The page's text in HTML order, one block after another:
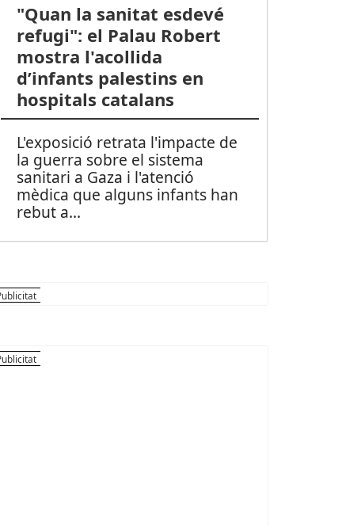
"Quan la sanitat esdevé
refugi": el Palau Robert
mostra l'acollida
d’infants palestins en
hospitals catalans
L'exposició retrata l'impacte de
la guerra sobre el sistema
sanitari a Gaza i l'atenció
mèdica que alguns infants han
rebut a...